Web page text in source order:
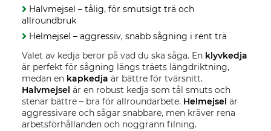
Halvmejsel – tålig, för smutsigt trä och
allroundbruk
Helmejsel – aggressiv, snabb sågning i rent trä
Valet av kedja beror på vad du ska såga. En klyvkedja
är perfekt för sågning längs träets längdriktning,
medan en kapkedja är bättre för tvärsnitt.
Halvmejsel är en robust kedja som tål smuts och
stenar bättre – bra för allroundarbete. Helmejsel är
aggressivare och sågar snabbare, men kräver rena
arbetsförhållanden och noggrann filning.